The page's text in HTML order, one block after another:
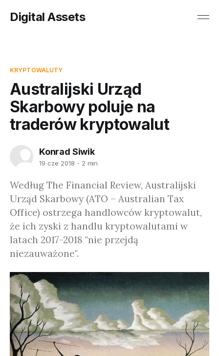
Digital Assets
KRYPTOWALUTY
Australijski Urząd
Skarbowy poluje na
traderów kryptowalut
Konrad Siwik
19 cze 2018 2 min
Według The Financial Review, Australijski
Urząd Skarbowy (ATO – Australian Tax
Office) ostrzega handlowców kryptowalut,
że ich zyski z handlu kryptowalutami w
latach 2017-2018 "nie przejdą
niezauważone".